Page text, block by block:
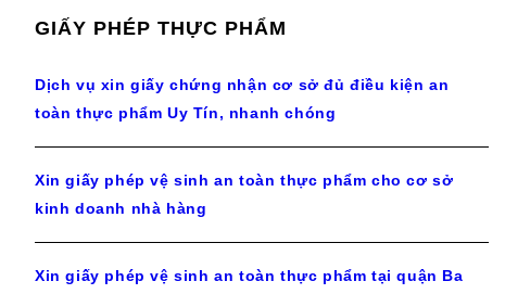
GIẤY PHÉP THỰC PHẨM
Dịch vụ xin giấy chứng nhận cơ sở đủ điều kiện an
toàn thực phẩm Uy Tín, nhanh chóng
Xin giấy phép vệ sinh an toàn thực phẩm cho cơ sở
kinh doanh nhà hàng
Xin giấy phép vệ sinh an toàn thực phẩm tại quận Ba